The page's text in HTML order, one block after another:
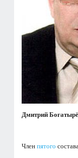
Дмитрий
Член пятого